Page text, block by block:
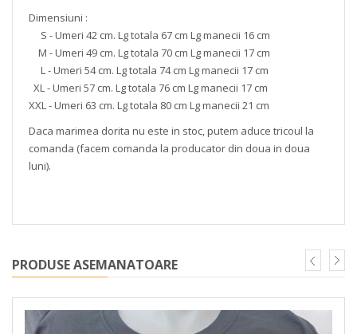
Dimensiuni :
S - Umeri 42 cm. Lg totala 67 cm Lg manecii 16 cm
M - Umeri 49 cm. Lg totala 70 cm Lg manecii 17 cm
L - Umeri 54 cm. Lg totala 74 cm Lg manecii 17 cm
XL - Umeri 57 cm. Lg totala 76 cm Lg manecii 17 cm
XXL - Umeri 63 cm. Lg totala 80 cm Lg manecii 21 cm
Daca marimea dorita nu este in stoc, putem aduce tricoul la
comanda (facem comanda la producator din doua in doua
luni).
PRODUSE ASEMANATOARE